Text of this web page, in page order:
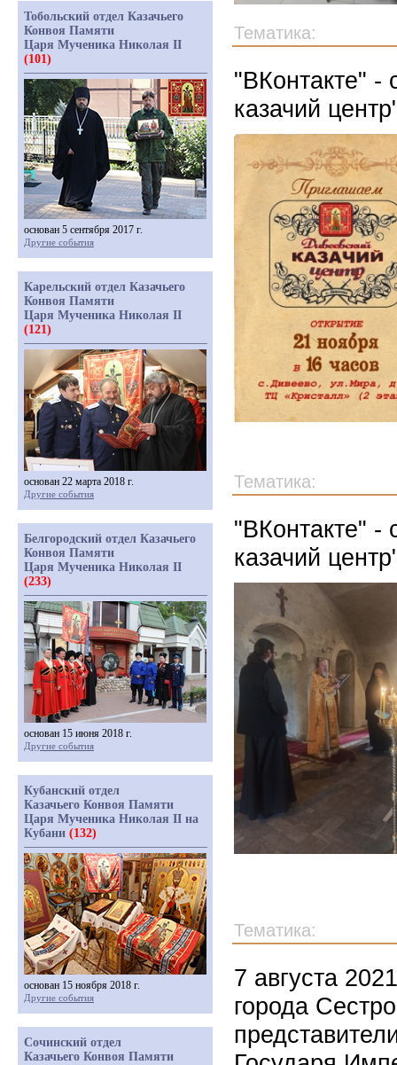
Тематика:
"ВКонтакте" -
казачий
Тематика:
"ВКонтакте" -
казачий
Тематика:
7 августа
города
Тобольский отдел Казачьего
Конвоя Памяти
Царя Мученика Николая II
(101)
основан 5 сентября 2017 г.
Другие события
Карельский отдел Казачьего
Конвоя Памяти
Царя Мученика Николая II
(121)
основан 22 марта 2018 г.
Другие события
Белгородский отдел Казачьего
Конвоя Памяти
Царя Мученика Николая II
(233)
основан 15 июня 2018 г.
Другие события
Кубанский отдел
Казачьего Конвоя Памяти
Царя Мученика Николая II на
Кубани (132)
основан 15 ноября 2018 г.
Другие события
Сочинский отдел
Казачьего Конвоя Памяти